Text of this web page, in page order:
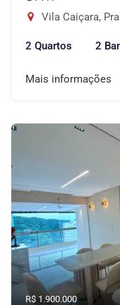
Vila Caiçara,
2 Quartos 2
Mais informações
R$ 1.900.000